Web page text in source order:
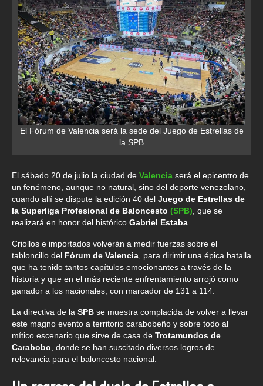
El Fórum de Valencia será la sede del Juego de Estrellas de
la SPB
El sábado 20 de julio la ciudad de Valencia será el epicentro de
un fenómeno, aunque no natural, sino del deporte venezolano,
cuando allí se dispute la edición 40 del Juego de Estrellas de
la Superliga Profesional de Baloncesto (SPB) , que se
realizará en honor del histórico Gabriel Estaba
Criollos e importados volverán a medir fuerzas sobre el
tabloncillo del Fórum de Valencia , para dirimir una épica batalla
que ha tenido tantos capítulos emocionantes a través de la
historia y que en el más reciente enfrentamiento arrojó como
ganador a los nacionales, con marcador de 131 a 114.
La directiva de la SPB se muestra complacida de volver a llevar
este magno evento a territorio carabobeño y sobre todo al
mítico escenario que sirve de casa de Trotamundos de
Carabobo , donde se han suscitado diversos logros de
relevancia para el baloncesto nacional.